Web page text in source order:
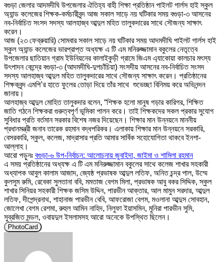
বগুড়া জেলার আদমদীঘি উপজেলার ঐতিহ্য বাহী শিক্ষা প্রতিষ্ঠান পাইলট গার্লস হাই স্কুল
অ্যান্ড কলেজের শিক্ষক-কর্মচারীবৃন্দ আজ সকাল সাড়ে নয় ঘটিকার সময় বগুড়া-৩ আসনের
নব-নির্বাচিত সংসদ সদস্য আলহাজ্ব আব্দুল মহিত তালুকদারের সাথে সৌজন্য সাক্ষাৎ
করেন।
আজ (২৩ ফেব্রুয়ারি) সোমবার সকাল সাড়ে নয় ঘটিকার সময় আদমদীঘি পাইলট গার্লস হাই
স্কুল অ্যান্ড কলেজের ভারপ্রাপ্ত অধ্যক্ষ এ টি এম মনিরুজ্জামান বকুলের নেতৃত্বে
উপজেলার ছাতিয়ান গ্রাম ইউনিয়নের কালাইকুড়ী গ্রামে জিএম এ্যাকোয়া কালচার মৎস্য
উৎপাদন কেন্দ্রে বগুড়া-৩ (আদমদীঘি-দুপচাঁচিয়া) সংসদীয় আসনের নব-নির্বাচিত সংসদ
সদস্য আলহাজ্ব আব্দুল মহিত তালুকদারের সাথে সৌজন্য সাক্ষাৎ করেন। প্রতিষ্ঠানের
শিক্ষকবৃন্দ এমপি’র হাতে ফুলের তোড়া দিয়ে তাঁর সাথে শুভেচ্ছা বিনিময় করে অভিনন্দন
জানায়।
আলহাজ্ব আব্দুল মোহিত তালুকদার বলেন, “শিক্ষক হলো মানুষ গড়ার কারিগর, শিক্ষিত
জাতি গঠনে শিক্ষকরা গুরুত্বপূর্ণ ভূমিকা পালন করে। তাই শিক্ষকদের সকল প্রকার সুযোগ
সুবিধার প্রতি বর্তমান সরকার বিশেষ নজর দিয়েছেন। শিক্ষার মান উন্নয়নে মাননীয়
প্রধানমন্ত্রী জনাব তারেক রহমান বদ্ধপরিকর। এলাকায় শিক্ষার মান উন্নয়নে সরকারি,
বেসরকারি, স্কুল, কলেজ, মাদ্রাসার প্রতি আমার সার্বিক সহোযোগিতা থাকবে ইনশা-
আল্লাহ।
আরো পড়ুনঃ বগুড়া-৬ উপ-নির্বাচন: আলোচনায় জুবাইদা, জাইমা ও শামিলা রহমান
এ সময় প্রতিষ্ঠানের অধ্যক্ষ এ টি এম মনিরুজ্জামান বকুলের সাথে কলেজ শাখার সহকারী
অধ্যাপক আবুল কালাম আজাদ, জ্যেষ্ঠ প্রভাষক আব্দুল লতিফ, অনিত চন্দ্র পাল, উম্মে
কুলসুম রুমি, রেবেকা সুলতানা ববি, মমতাজ বেগম মিলা, প্রভাষক আবু বকর সিদ্দিক, স্কুল
শাখার সিনিয়র সহকারী শিক্ষক জসিম উদ্দিন, পারভীন আক্তার, আল মামুন সরদার, আব্দুল
লতিফ, দীপেন্দ্রনাথ, শাহানাজ পারভীন বেবি, আফরোজা বেগম, মওলানা আব্দুস সোবহান,
জোলেখা বেগম রেশমা, রুহুল আমিন নাহিদ, নিলুফা ইয়াসমিন, মুনিরা পারভীন সুমি,
সুব্রজিত মন্ডল, ওবায়দুল ইসলামসহ আরো অনেকে উপস্থিত ছিলেন।
PhotoCard